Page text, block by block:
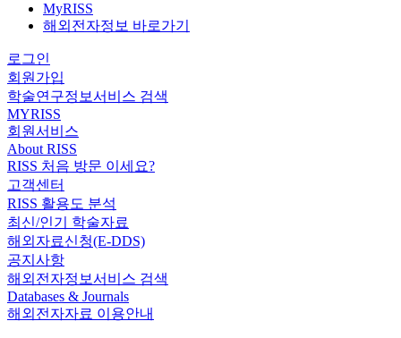
MyRISS
해외전자정보 바로가기
로그인
회원가입
학술연구정보서비스 검색
MYRISS
회원서비스
About RISS
RISS 처음 방문 이세요?
고객센터
RISS 활용도 분석
최신/인기 학술자료
해외자료신청(E-DDS)
공지사항
해외전자정보서비스 검색
Databases & Journals
해외전자자료 이용안내